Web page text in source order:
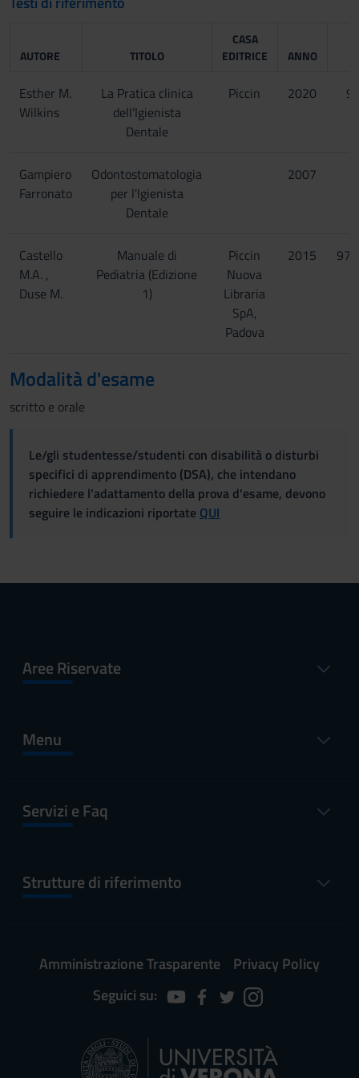
AUTORE TITOLO
CASA
EDITRICE
ANNO
Esther M.
Wilkins
La Pratica clinica
dell'Igienista
Dentale
Piccin 2020
Gampiero
Farronato
Odontostomatologia
per l'Igienista
Dentale
2007
Castello
M.A. ,
Duse M.
Manuale di
Pediatria (Edizione
1)
Piccin
Nuova
Libraria
SpA,
Padova
2015
Modalità d'esame
scritto e orale
Le/gli studentesse/studenti con disabilità o disturbi
specifici di apprendimento (DSA), che intendano
richiedere l'adattamento della prova d'esame, devono
seguire le indicazioni riportate QUI
Aree Riservate
Menu
Servizi e Faq
Strutture di riferimento
Amministrazione Trasparente
Privacy Policy
Seguici su: